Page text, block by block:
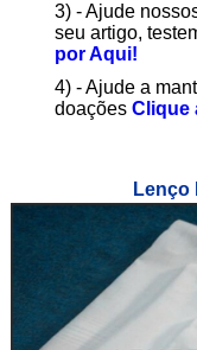
3) - Ajude
seu artigo,
por Aqui!
4) - Ajude a
doações Clique
Lenço